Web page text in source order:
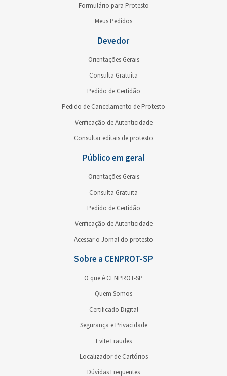
Formulário para Protesto
Meus Pedidos
Devedor
Orientações Gerais
Consulta Gratuita
Pedido de Certidão
Pedido de Cancelamento de Protesto
Verificação de Autenticidade
Consultar editais de protesto
Público em geral
Orientações Gerais
Consulta Gratuita
Pedido de Certidão
Verificação de Autenticidade
Acessar o Jornal do protesto
Sobre a CENPROT-SP
O que é CENPROT-SP
Quem Somos
Certificado Digital
Segurança e Privacidade
Evite Fraudes
Localizador de Cartórios
Dúvidas Frequentes